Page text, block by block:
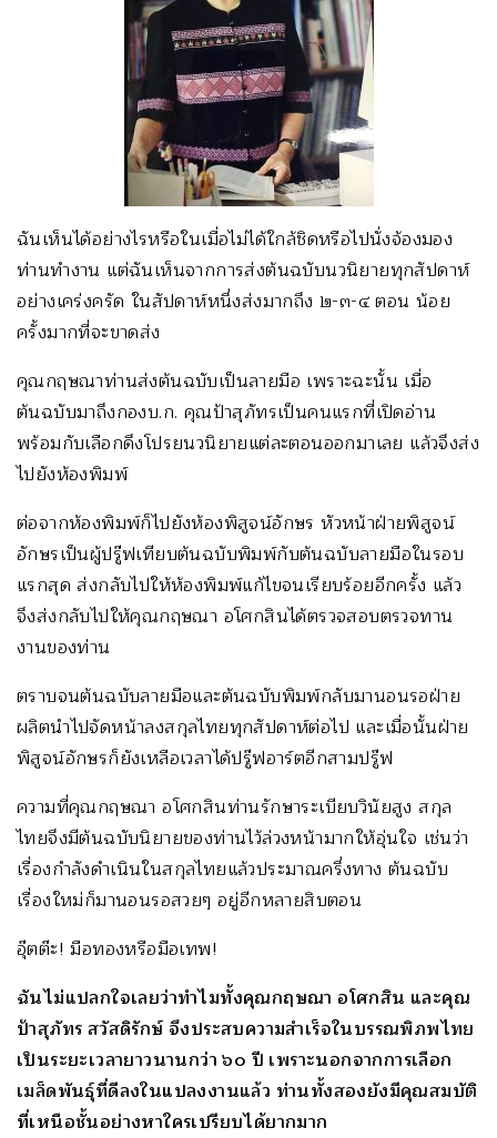
ฉันเห็นได้อย่างไรหรือในเมื่อไม่ได้ใกล้ชิดหรือไปนั่งจ้องมอง
ท่านทำงาน แต่ฉันเห็นจากการส่งต้นฉบับนวนิยายทุกสัปดาห์
อย่างเคร่งครัด ในสัปดาห์หนึ่งส่งมากถึง ๒-๓-๔ ตอน น้อย
ครั้งมากที่จะขาดส่ง
คุณกฤษณาท่านส่งต้นฉบับเป็นลายมือ เพราะฉะนั้น เมื่อ
ต้นฉบับมาถึงกองบ.ก. คุณป้าสุภัทรเป็นคนแรกที่เปิดอ่าน
พร้อมกับเลือกดึงโปรยนวนิยายแต่ละตอนออกมาเลย แล้วจึงส่ง
ไปยังห้องพิมพ์
ต่อจากห้องพิมพ์ก็ไปยังห้องพิสูจน์อักษร หัวหน้าฝ่ายพิสูจน์
อักษรเป็นผู้ปรู๊ฟเทียบต้นฉบับพิมพ์กับต้นฉบับลายมือในรอบ
แรกสุด ส่งกลับไปให้ห้องพิมพ์แก้ไขจนเรียบร้อยอีกครั้ง แล้ว
จึงส่งกลับไปให้คุณกฤษณา อโศกสินได้ตรวจสอบตรวจทาน
งานของท่าน
ตราบจนต้นฉบับลายมือและต้นฉบับพิมพ์กลับมานอนรอฝ่าย
ผลิตนำไปจัดหน้าลงสกุลไทยทุกสัปดาห์ต่อไป และเมื่อนั้นฝ่าย
พิสูจน์อักษรก็ยังเหลือเวลาได้ปรู๊ฟอาร์ตอีกสามปรู๊ฟ
ความที่คุณกฤษณา อโศกสินท่านรักษาระเบียบวินัยสูง สกุล
ไทยจึงมีต้นฉบับนิยายของท่านไว้ล่วงหน้ามากให้อุ่นใจ เช่นว่า
เรื่องกำลังดำเนินในสกุลไทยแล้วประมาณครึ่งทาง ต้นฉบับ
เรื่องใหม่ก็มานอนรอสวยๆ อยู่อีกหลายสิบตอน
อุ๊ตต๊ะ! มือทองหรือมือเทพ!
ฉันไม่แปลกใจเลยว่าทำไมทั้งคุณกฤษณา อโศกสิน และคุณ
ป้าสุภัทร สวัสดิรักษ์ จึงประสบความสำเร็จในบรรณพิภพไทย
เป็นระยะเวลายาวนานกว่า ๖๐ ปี เพราะนอกจากการเลือก
เมล็ดพันธุ์ที่ดีลงในแปลงงานแล้ว ท่านทั้งสองยังมีคุณสมบัติ
ที่เหนือชั้นอย่างหาใครเปรียบได้ยากมาก